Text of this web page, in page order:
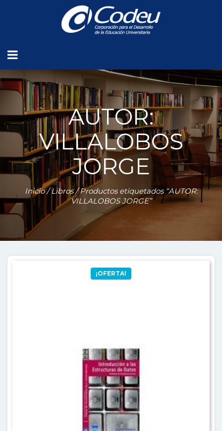
AUTOR:
VILLALOBOS
JORGE
Inicio/Libros/ Productos etiquetados “AUTOR:
VILLALOBOS JORGE”
¡OFERTA!